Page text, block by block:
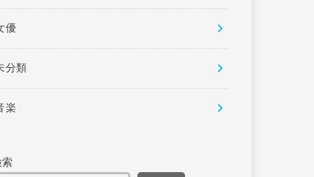
優
分類
楽
索